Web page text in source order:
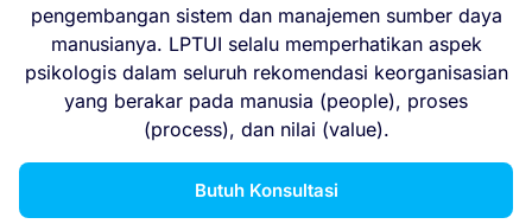
pengembangan sistem dan manajemen sumber daya
manusianya. LPTUI selalu memperhatikan aspek
psikologis dalam seluruh rekomendasi keorganisasian
yang berakar pada manusia (people), proses
(process), dan nilai (value).
Butuh Konsultasi